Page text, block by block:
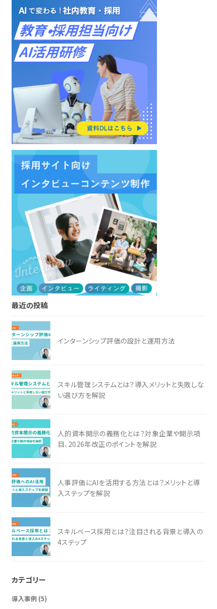
最近の投稿
インターンシップ評価の設計と運用方法
スキル管理システムとは？導入メリットと失敗しな
い選び方を解説
人的資本開示の義務化とは？対象企業や開示項
目、2026年改正のポイントを解説
人事評価にAIを活用する方法とは？メリットと導
入ステップを解説
スキルベース採用とは？注目される背景と導入の
4ステップ
カテゴリー
導入事例(5)